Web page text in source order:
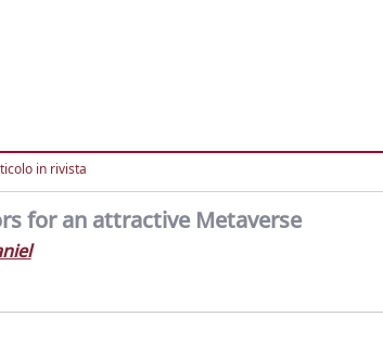
in rivista
for an attractive Metaverse